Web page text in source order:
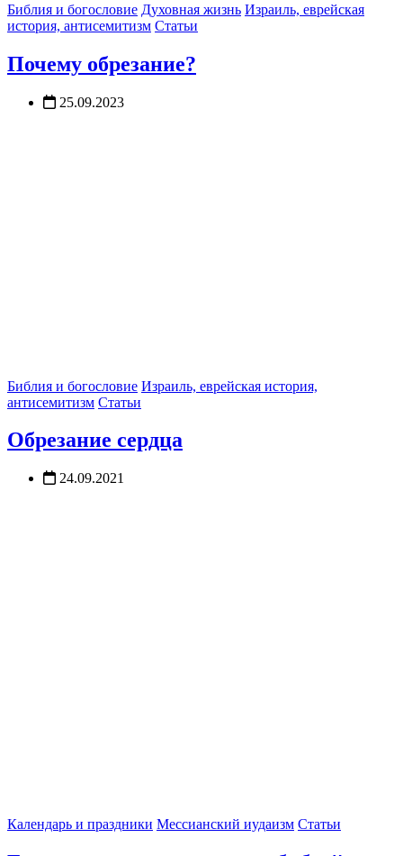
Библия и богословие Духовная жизнь Израиль, еврейская
история, антисемитизм Статьи
Почему обрезание?
25.09.2023
Библия и богословие Израиль, еврейская история,
антисемитизм Статьи
Обрезание сердца
24.09.2021
Календарь и праздники Мессианский иудаизм Статьи